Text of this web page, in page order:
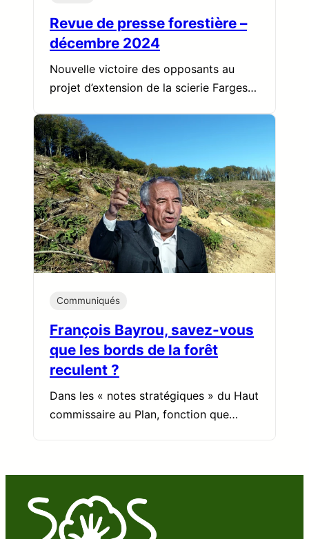
Revue de presse forestière –
décembre 2024
Nouvelle victoire des opposants au
projet d’extension de la scierie Farges…
Communiqués
François Bayrou, savez-vous
que les bords de la forêt
reculent ?
Dans les « notes stratégiques » du Haut
commissaire au Plan, fonction que…